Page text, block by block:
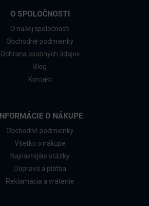
O SPOLOČNOSTI
O našej spoločnosti
Obchodné podmienky
Ochrana osobných údajov
Blog
Kontakt
INFORMÁCIE O NÁKUPE
Obchodné podmienky
Všetko o nákupe
Najčastejšie otázky
Doprava a platba
Reklamácia a vrátenie